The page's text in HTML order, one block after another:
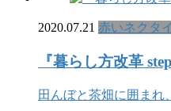
2020.07.21 赤いネクタ
『暮らし方改革
田んぼと茶畑に囲まれ